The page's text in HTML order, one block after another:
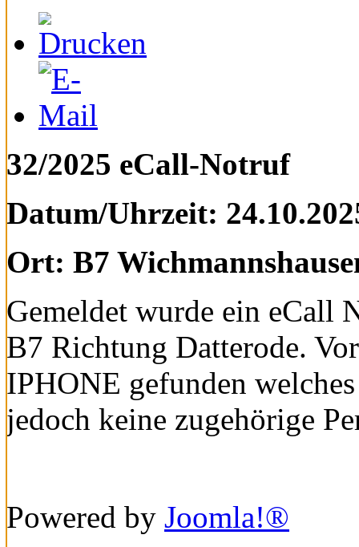
32/2025 eCall-Notruf
Datum/Uhrzeit:
Ort: B7
Gemeldet wurde ein eCall
B7 Richtung Datterode.
IPHONE gefunden
jedoch keine zugehörige
Powered by Joomla!®